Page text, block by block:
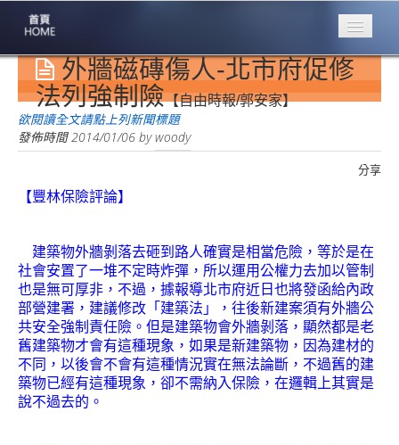
專業豐林
Professional
保險大家談
1386集
第一品牌
About
服務項目
Service
火災保額
估算系統
商品簡介
Product
外牆磁磚傷人-北市府促修
法列強制險【自由時報/郭安家】
欲閱讀全文請點上列新聞標題
發佈時間2014/01/06 bywoody
分享
【豐林保險評論】
建築物外牆剝落去砸到路人確實是相當危險，等於是在
社會安置了一堆不定時炸彈，所以運用公權力去加以管制
也是無可厚非，不過，據報導北市府近日也將發函給內政
部營建署，建議修改「建築法」，往後新建案須有外牆公
共安全強制責任險。但是建築物會外牆剝落，顯然都是老
舊建築物才會有這種現象，如果是新建築物，因為建材的
不同，以後會不會有這種情況實在無法論斷，不過舊的建
築物已經有這種現象，卻不需納入保險，在邏輯上其實是
說不過去的。